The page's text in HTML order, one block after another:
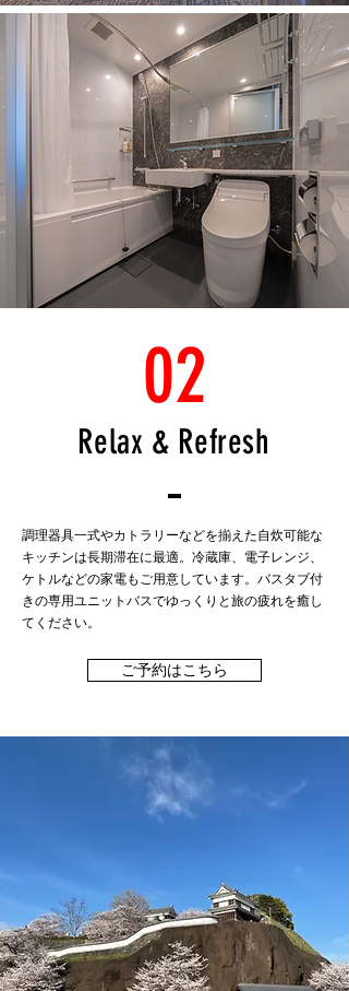
旅の疲れを癒す停泊地
02
Relax & Refresh
調理器具一式やカトラリーなどを揃えた自炊可能な
キッチンは長期滞在に最適。冷蔵庫、電子レンジ、
ケトルなどの家電もご用意しています。 バスタブ付
きの専用ユニットバスでゆっくりと旅の疲れを癒し
てください。
ご予約はこちら